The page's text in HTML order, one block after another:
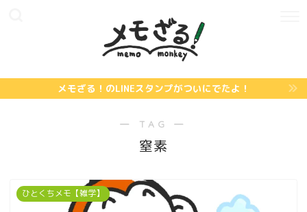
メモざる！のLINEスタンプがついにでたよ！
― TAG ―
窒素
ひとくちメモ【雑学】